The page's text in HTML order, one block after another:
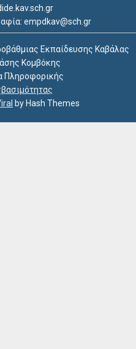
empdkav@sch.gr
Εκπαίδευσης Καβάλας
Κομβόκης
Πληροφορικής
by Hash Themes